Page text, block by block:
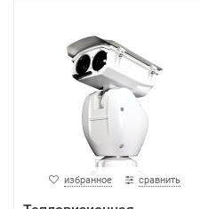
избранное сравнить